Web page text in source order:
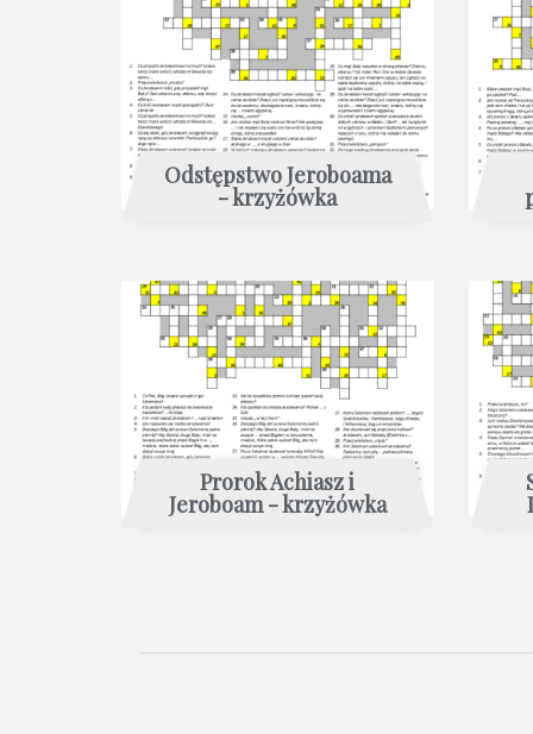
Odstępstwo Jeroboama
- krzyżówka
Prorok Achiasz i
Jeroboam - krzyżówka